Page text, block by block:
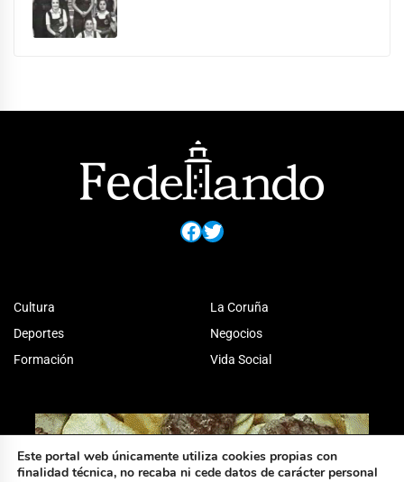
Facebook
Twitter
Cultura
Deportes
Formación
La Coruña
Negocios
Vida Social
Este portal web únicamente utiliza cookies propias con
finalidad técnica, no recaba ni cede datos de carácter personal